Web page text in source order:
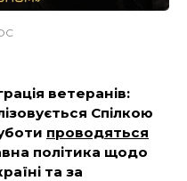
ветеранів:
Спілкою
проводяться
політика щодо
та за